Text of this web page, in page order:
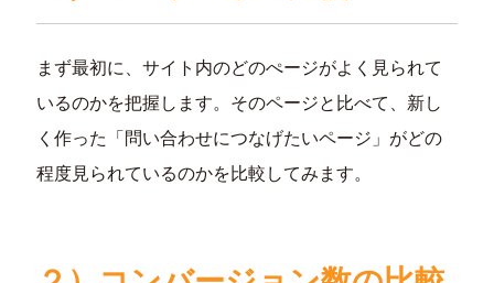
まず最初に、サイト内のどのぺージがよく見られて
いるのかを把握します。そのページと比べて、新し
く作った「問い合わせにつなげたいページ」がどの
程度見られているのかを比較してみます。